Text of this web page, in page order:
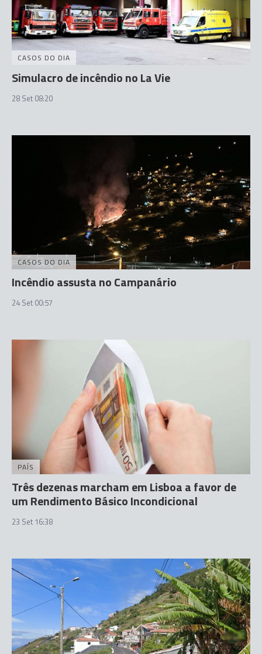
CASOS DO DIA
Simulacro de incêndio no La Vie
28 Set 08:20
CASOS DO DIA
Incêndio assusta no Campanário
24 Set 00:57
PAÍS
Três dezenas marcham em Lisboa a favor de
um Rendimento Básico Incondicional
23 Set 16:38